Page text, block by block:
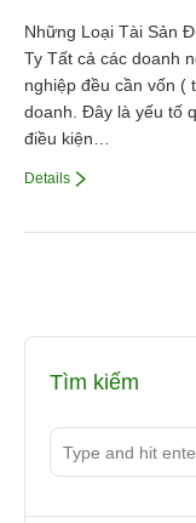
Những Loại Tài Sản
Ty Tất cả các doanh
nghiệp đều cần vốn (
doanh. Đây là yếu tố
điều kiện…
Details
Tìm kiếm